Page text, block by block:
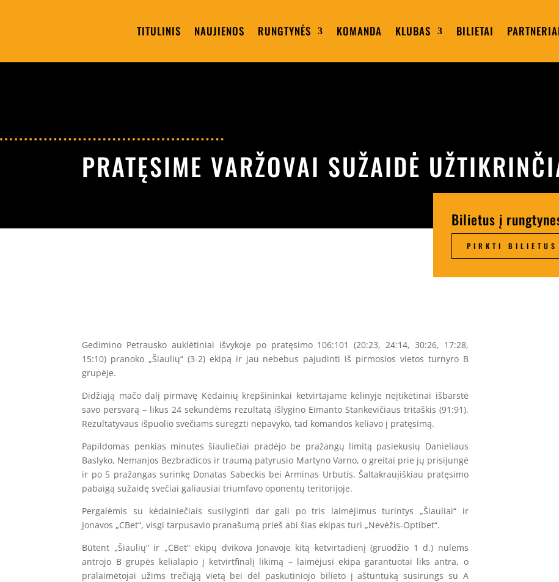
TITULINIS NAUJIENOS RUNGTYNĖS KOMANDA KLUBAS BILIETAI
PRATĘSIME VARŽOVAI SUŽAIDĖ
Bilietus į
PIRKTI BILIETUS
Gedimino Petrausko auklėtiniai išvykoje po pratęsimo 106:101 (20:23, 24:14, 30:26, 17:28,
15:10) pranoko „Šiaulių“ (3-2) ekipą ir jau nebebus pajudinti iš pirmosios vietos turnyro B
grupėje.
Didžiąją mačo dalį pirmavę Kėdainių krepšininkai ketvirtajame kėlinyje neįtikėtinai išbarstė
savo persvarą – likus 24 sekundėms rezultatą išlygino Eimanto Stankevičiaus tritaškis (91:91).
Rezultatyvaus išpuolio svečiams suregzti nepavyko, tad komandos keliavo į pratęsimą.
Papildomas penkias minutes šiauliečiai pradėjo be pražangų limitą pasiekusių Danieliaus
Baslyko, Nemanjos Bezbradicos ir traumą patyrusio Martyno Varno, o greitai prie jų prisijungė
ir po 5 pražangas surinkę Donatas Sabeckis bei Arminas Urbutis. Šaltakraujiškiau pratęsimo
pabaigą sužaidę svečiai galiausiai triumfavo oponentų teritorijoje.
Pergalėmis su kėdainiečiais susilyginti dar gali po tris laimėjimus turintys „Šiauliai“ ir
Jonavos „CBet“, visgi tarpusavio pranašumą prieš abi šias ekipas turi „Nevėžis-Optibet“.
Būtent „Šiaulių“ ir „CBet“ ekipų dvikova Jonavoje kitą ketvirtadienį (gruodžio 1 d.) nulems
antrojo B grupės kelialapio į ketvirtfinalį likimą – laimėjusi ekipa garantuotai liks antra, o
pralaimėtojai užims trečiąją vietą bei dėl paskutiniojo bilieto į aštuntuką susirungs su A